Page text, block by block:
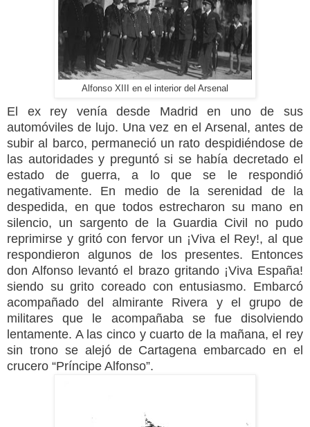
Alfonso XIII en el interior del Arsenal
El ex rey venía desde Madrid en uno de sus
automóviles de lujo. Una vez en el Arsenal, antes de
subir al barco, permaneció un rato despidiéndose de
las autoridades y preguntó si se había decretado el
estado de guerra, a lo que se le respondió
negativamente. En medio de la serenidad de la
despedida, en que todos estrecharon su mano en
silencio, un sargento de
la Guardia Civil
no pudo
reprimirse y gritó con fervor un ¡Viva el Rey!, al que
respondieron algunos de los presentes. Entonces
don Alfonso levantó el brazo gritando ¡Viva España!
siendo su grito coreado con entusiasmo. Embarcó
acompañado del almirante Rivera y el grupo de
militares que le acompañaba se fue disolviendo
lentamente. A las cinco y cuarto de la mañana, el rey
sin trono se alejó de Cartagena embarcado en el
crucero “Príncipe Alfonso”.